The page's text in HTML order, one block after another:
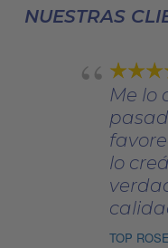
NUESTRAS
Me lo
lo
TOP ROSE